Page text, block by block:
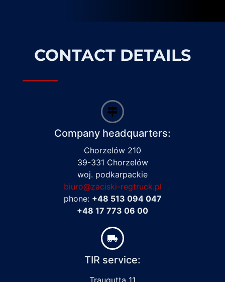
CONTACT DETAILS
Company headquarters:
Chorzelów 210
39-331 Chorzelów
woj. podkarpackie
biuro@zaciski-regtruck.pl
phone: +48 513 094 047
+48 17 773 06 00
TIR service:
Traugutta 11